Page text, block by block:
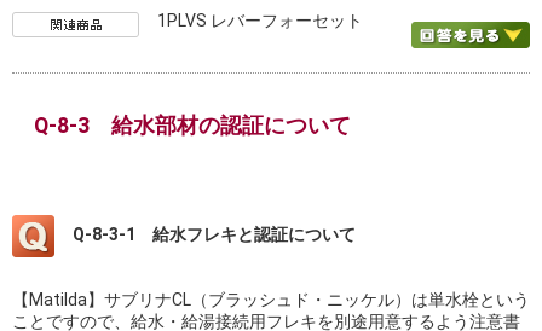
1PLVS レバーフォーセット
Q-8-3 給水部材の認証について
Q-8-3-1 給水フレキと認証について
【Matilda】サブリナCL（ブラッシュド・ニッケル）は単水栓という
ことですので、給水・給湯接続用フレキを別途用意するよう注意書